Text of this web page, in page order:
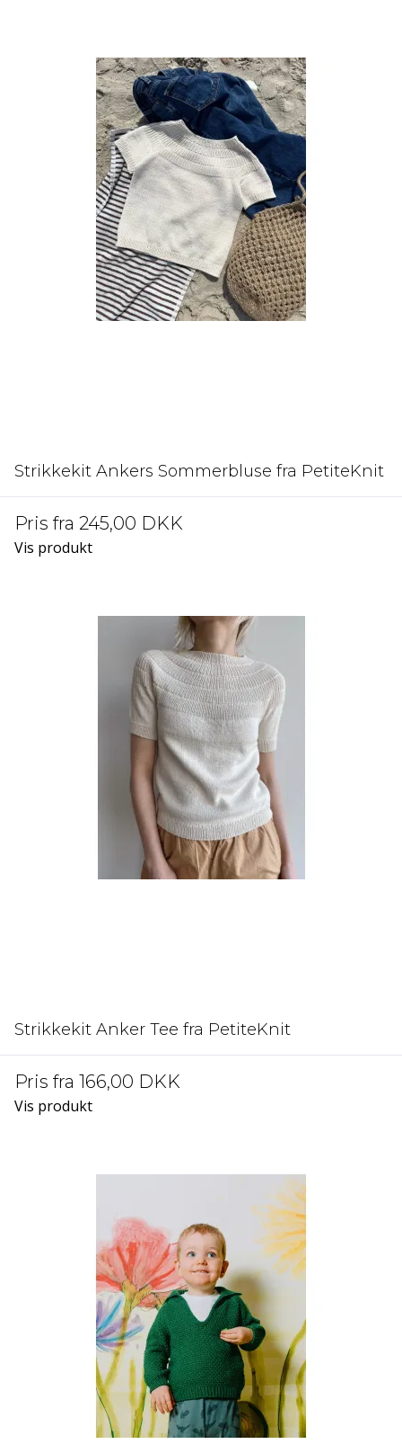
Strikkekit Ankers Sommerbluse fra PetiteKnit
Pris fra 245,00 DKK
Vis produkt
Strikkekit Anker Tee fra PetiteKnit
Pris fra 166,00 DKK
Vis produkt